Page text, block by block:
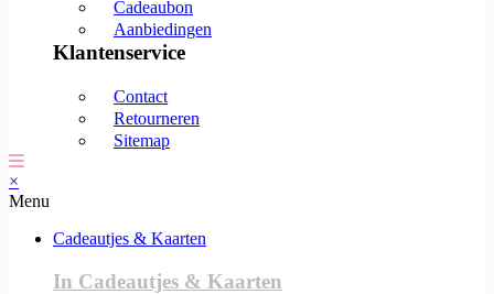
Cadeaubon
Aanbiedingen
Klantenservice
Contact
Retourneren
Sitemap
×
Menu
Cadeautjes & Kaarten
In Cadeautjes & Kaarten